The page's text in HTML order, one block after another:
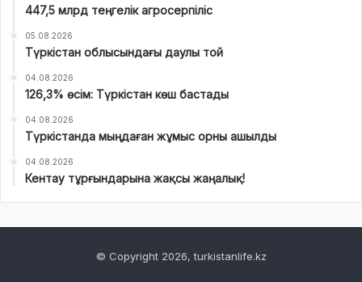
447,5 млрд теңгелік агросерпіліс
05.08.2026
Түркістан облысындағы даулы той
04.08.2026
126,3% өсім: Түркістан көш бастады
04.08.2026
Түркістанда мыңдаған жұмыс орны ашылды
04.08.2026
Кентау тұрғындарына жақсы жаңалық!
© Copyright 2026, turkistanlife.kz